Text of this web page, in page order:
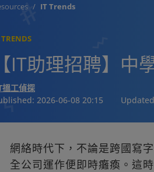
IT Trends
【IT助理招聘】
搵工偵探
2026-06-08 20:15
網絡時代下，不論是跨國寫
全公司運作便即時癱瘓。這